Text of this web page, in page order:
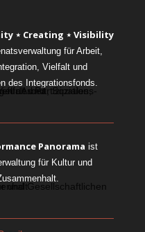
⋆ Creating ⋆ Visibility
für Arbeit,
Vielfalt und
des Integrationsfonds.
Panorama ist
für Kultur und